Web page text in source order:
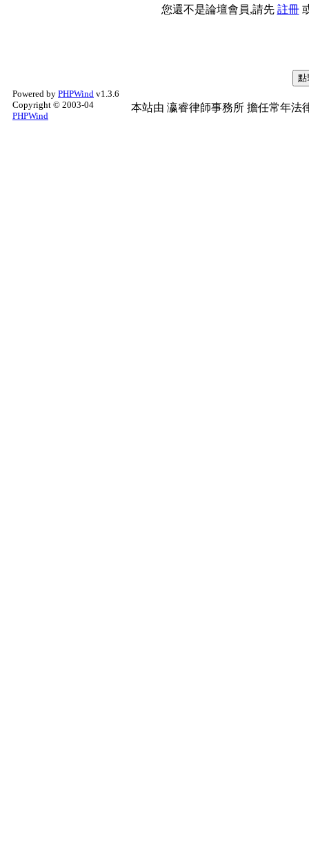
您還不是論壇會員,請先 註冊
Powered by PHPWind v1.3.6
Copyright © 2003-04
PHPWind
本站由 瀛睿律師事務所 擔任常年法